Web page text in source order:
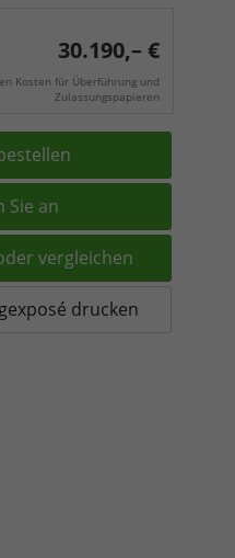
30.190,– €
Kosten für Überführung und
Zulassungspapieren
Sie an
vergleichen
drucken